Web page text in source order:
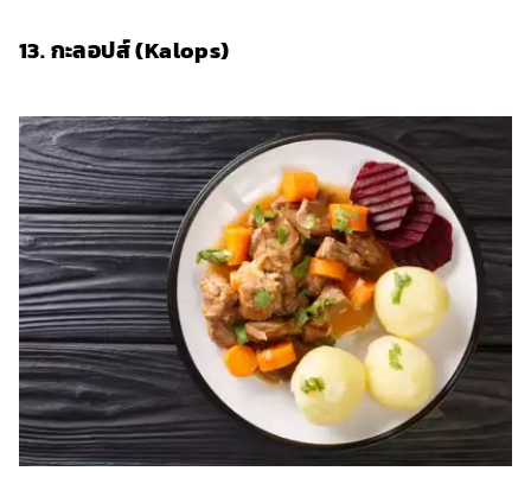
13. กะลอปส์ (Kalops)